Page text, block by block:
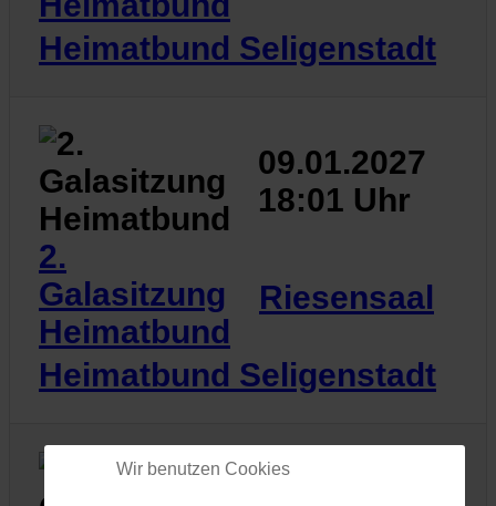
Heimatbund Seligenstadt
09.01.2027
18:01 Uhr
2.
Galasitzung
Heimatbund
Riesensaal
Heimatbund Seligenstadt
Wir benutzen Cookies